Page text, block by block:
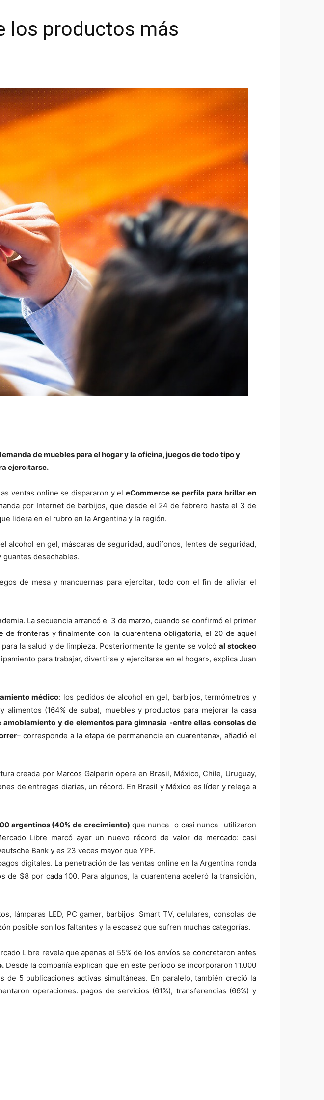
los productos más
de muebles para el hogar y la oficina, juegos de todo tipo y
ejercitarse.
ventas online se dispararon y el eCommerce se perfila para brillar en
por Internet de barbijos, que desde el 24 de febrero hasta el 3 de
lidera en el rubro en la Argentina y la región.
alcohol en gel, máscaras de seguridad, audífonos, lentes de seguridad,
desechables.
de mesa y mancuernas para ejercitar, todo con el fin de aliviar el
La secuencia arrancó el 3 de marzo, cuando se confirmó el primer
fronteras y finalmente con la cuarentena obligatoria, el 20 de aquel
la salud y de limpieza. Posteriormente la gente se volcóal stockeo
para trabajar, divertirse y ejercitarse en el hogar», explica Juan
médico: los pedidos de alcohol en gel, barbijos, termómetros y
(164% de suba), muebles y productos para mejorar la casa
amoblamiento y de elementos para gimnasia -entre ellas consolas de
– corresponde a la etapa de permanencia en cuarentena», añadió el
creada por Marcos Galperin opera en Brasil, México, Chile, Uruguay,
de entregas diarias, un récord. En Brasil y México es líder y relega a
argentinos (40% de crecimiento) que nunca -o casi nunca- utilizaron
Libre marcó ayer un nuevo récord de valor de mercado: casi
Bank y es 23 veces mayor que YPF.
digitales. La penetración de las ventas online en la Argentina ronda
$8 por cada 100. Para algunos, la cuarentena aceleró la transición,
lámparas LED, PC gamer, barbijos, Smart TV, celulares, consolas de
posible son los faltantes y la escasez que sufren muchas categorías.
Libre revela que apenas el 55% de los envíos se concretaron antes
Desde la compañía explican que en este período se incorporaron 11.000
5 publicaciones activas simultáneas. En paralelo, también creció la
operaciones: pagos de servicios (61%), transferencias (66%) y